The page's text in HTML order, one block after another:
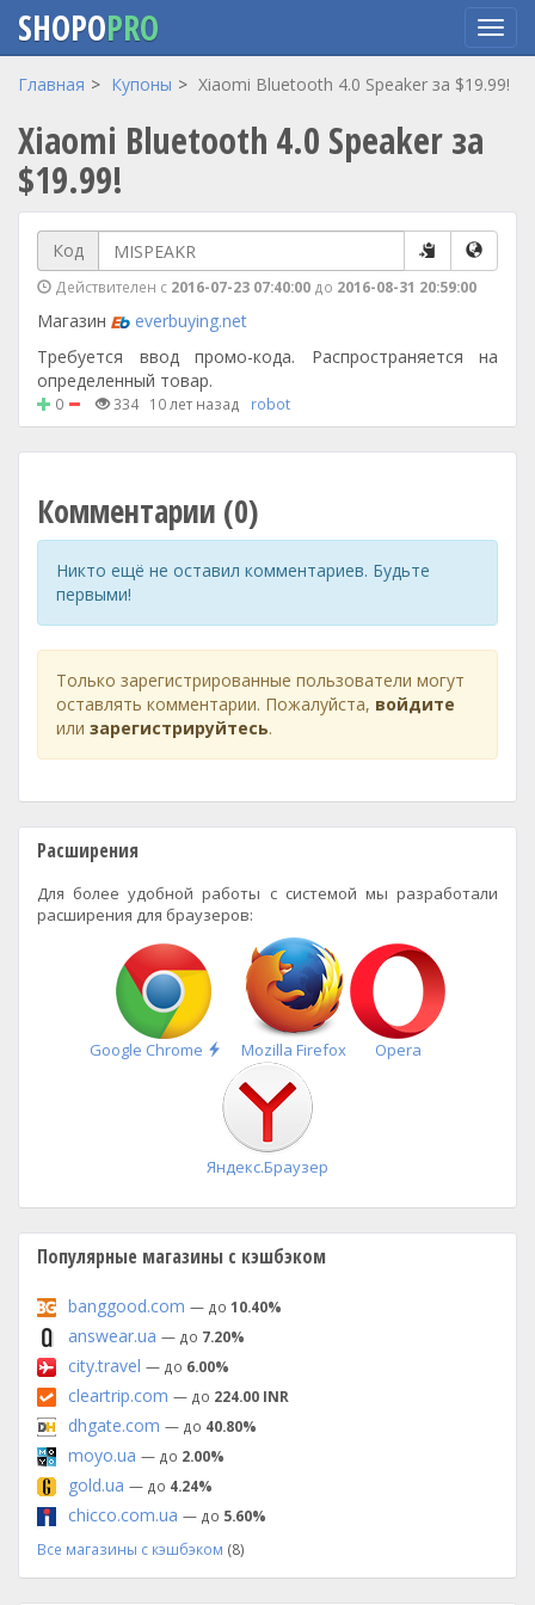
Перейти
основному
содержанию
SHOPOPRO
Главная Купоны Xiaomi Bluetooth 4.0 Speaker за $19.99!
Xiaomi Bluetooth 4.0 Speaker за
$19.99!
Код
Действителен с 2016-07-23 07:40:00 до 2016-08-31 20:59:00
Магазин
everbuying.net
Требуется ввод промо-кода. Распространяется на
определенный товар.
0 334 10 лет назад robot
Комментарии (0)
Никто ещё не оставил комментариев. Будьте
первыми!
Только зарегистрированные пользователи могут
оставлять комментарии. Пожалуйста, войдите
или зарегистрируйтесь.
Расширения
Для более удобной работы с системой мы разработали
расширения для браузеров:
Google Chrome
Быстрая
установка
Mozilla Firefox Opera
Яндекс.Браузер
Популярные магазины с кэшбэком
banggood.com — до 10.40%
answear.ua — до 7.20%
city.travel — до 6.00%
cleartrip.com — до 224.00 INR
dhgate.com — до 40.80%
moyo.ua — до 2.00%
gold.ua — до 4.24%
chicco.com.ua — до 5.60%
Все магазины с кэшбэком (8)